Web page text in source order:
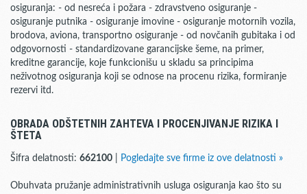
osiguranja: - od nesreća i požara - zdravstveno osiguranje -
osiguranje putnika - osiguranje imovine - osiguranje motornih vozila,
brodova, aviona, transportno osiguranje - od novčanih gubitaka i od
odgovornosti - standardizovane garancijske šeme, na primer,
kreditne garancije, koje funkcionišu u skladu sa principima
neživotnog osiguranja koji se odnose na procenu rizika, formiranje
rezervi itd.
OBRADA ODŠTETNIH ZAHTEVA I PROCENJIVANJE RIZIKA I
ŠTETA
Šifra delatnosti: 662100 Pogledajte sve firme iz ove delatnosti »
Obuhvata pružanje administrativnih usluga osiguranja kao što su